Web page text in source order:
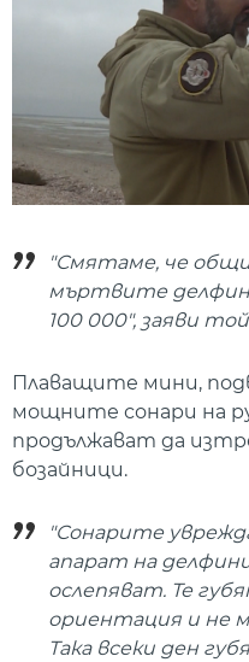
"Смятаме, че
мъртвите
100 000", заяви
Плаващите мини,
мощните сонари на
продължават да
бозайници.
"Сонарите
апарат на
ослепяват. Те
ориентация и не
Така всеки ден